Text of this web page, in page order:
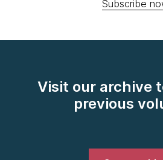
Subscribe
Visit our archive
previous